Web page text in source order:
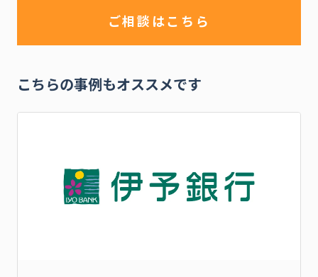
ご相談はこちら
こちらの事例もオススメです